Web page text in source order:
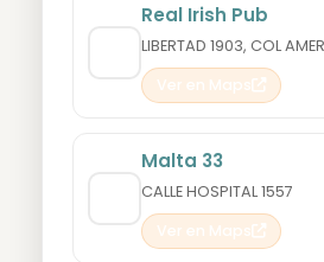
Real Irish Pub
LIBERTAD 1903, COL
Ver en Maps
Malta 33
CALLE HOSPITAL 1557
Ver en Maps